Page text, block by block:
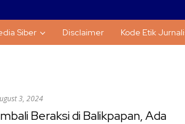
Siber Disclaimer Kode Etik
3, 2024
Beraksi di Balikpapan, Ada